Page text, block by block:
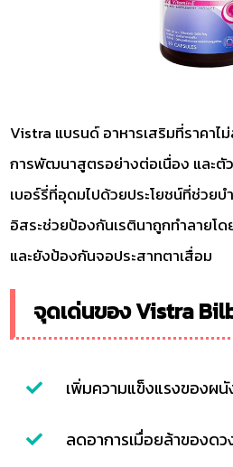
Vistra แบรนด์ อาหารเสริมที่ราคาไ
การพัฒนาสูตรอย่างต่อเนื่อง และ
เบอร์รี่ที่อุดมไปด้วยประโยชน์ที่ช่วย
อิสระช่วยป้องกันเรตินาถูกทำลายโ
และยังป้องกันจอประสาทตาเสื่อม
จุดเด่นของ Vistra
เพิ่มความแข็งแรงของผ
ลดอาการเมื่อยล้าของดว